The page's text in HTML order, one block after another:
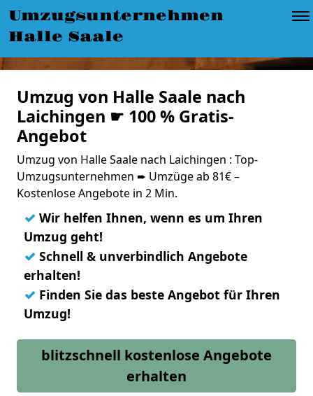
Umzugsunternehmen
Halle Saale
Umzug von Halle Saale nach
Laichingen ☛ 100 % Gratis-
Angebot
Umzug von Halle Saale nach Laichingen : Top-
Umzugsunternehmen ➨ Umzüge ab 81€ –
Kostenlose Angebote in 2 Min.
✓ Wir helfen Ihnen, wenn es um Ihren
Umzug geht!
✓ Schnell & unverbindlich Angebote
erhalten!
✓ Finden Sie das beste Angebot für Ihren
Umzug!
blitzschnell kostenlose Angebote
erhalten